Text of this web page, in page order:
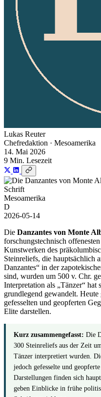
Lukas Reuter
Chefredaktion · Mesoamerika
14. Mai 2026
9 Min. Lesezeit
Mesoamerika
D
2026-05-14
Die Danzantes von Monte
forschungstechnisch
Kunstwerken des
Steinreliefs, die hauptsächlich
Danzantes“ in der
sind, wurden um 500 v. Chr.
Interpretation als „Tänzer“ hat
grundlegend gewandelt. Heute
gefesselten und geopferten
Elite darstellen.
Kurz zusammengefasst: Die
300 Steinreliefs aus der Zeit
Tänzer interpretiert wurden.
jedoch gefesselte und
Darstellungen finden sich
geben Einblicke in frühe